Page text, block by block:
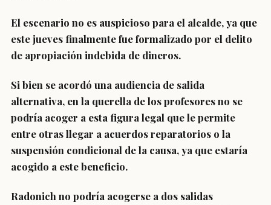
El escenario no es auspicioso para el alcalde, ya que
este jueves finalmente fue formalizado por el delito
de apropiación indebida de dineros.
Si bien se acordó una audiencia de salida
alternativa, en la querella de los profesores no se
podría acoger a esta figura legal que le permite
entre otras llegar a acuerdos reparatorios o la
suspensión condicional de la causa, ya que estaría
acogido a este beneficio.
Radonich no podría acogerse a dos salidas